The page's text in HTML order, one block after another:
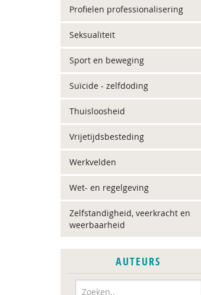
Profielen professionalisering
Seksualiteit
Sport en beweging
Suïcide - zelfdoding
Thuisloosheid
Vrijetijdsbesteding
Werkvelden
Wet- en regelgeving
Zelfstandigheid, veerkracht en
weerbaarheid
AUTEURS